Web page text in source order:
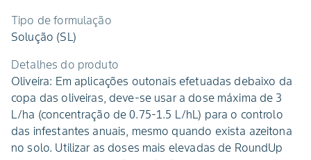
Tipo de formulação
Solução (SL)
Detalhes do produto
Oliveira: Em aplicações outonais efetuadas debaixo da
copa das oliveiras, deve-se usar a dose máxima de 3
L/ha (concentração de 0.75-1.5 L/hL) para o controlo
das infestantes anuais, mesmo quando exista azeitona
no solo. Utilizar as doses mais elevadas de RoundUp